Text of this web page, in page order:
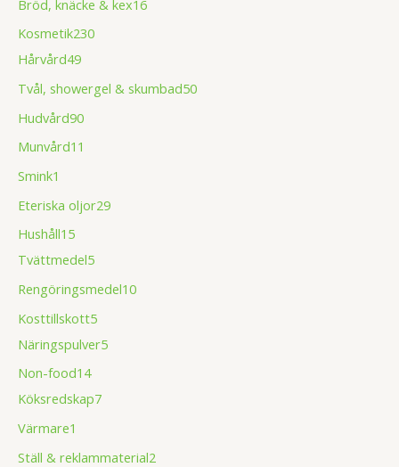
Bröd, knäcke & kex16
Kosmetik230
Hårvård49
Tvål, showergel & skumbad50
Hudvård90
Munvård11
Smink1
Eteriska oljor29
Hushåll15
Tvättmedel5
Rengöringsmedel10
Kosttillskott5
Näringspulver5
Non-food14
Köksredskap7
Värmare1
Ställ & reklammaterial2